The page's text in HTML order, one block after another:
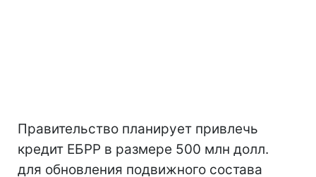
Правительство планирует привлечь
кредит ЕБРР в размере 500 млн долл.
для обновления подвижного состава